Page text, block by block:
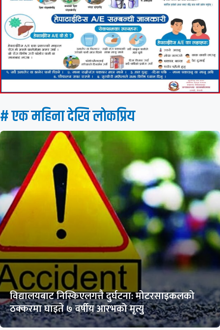
# एक महिना देखि लाेकप्रिय
विद्यालयबाट निस्किएलगत्तै दुर्घटना: मोटरसाइकलको
ठक्करमा घाइते ७ वर्षीय आरभको मृत्यु